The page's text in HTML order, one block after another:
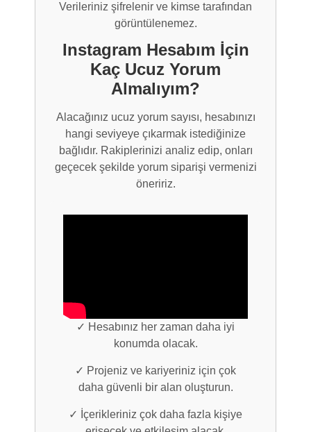
Verileriniz şifrelenir ve kimse tarafından
görüntülenemez.
Instagram Hesabım İçin
Kaç Ucuz Yorum
Almalıyım?
Alacağınız ucuz yorum sayısı, hesabınızı
hangi seviyeye çıkarmak istediğinize
bağlıdır. Rakiplerinizi analiz edip, onları
geçecek şekilde yorum siparişi vermenizi
öneririz.
✓ Hesabınız her zaman daha iyi
konumda olacak.
✓ Projeniz ve kariyeriniz için çok
daha güvenli bir alan oluşturun.
✓ İçerikleriniz çok daha fazla kişiye